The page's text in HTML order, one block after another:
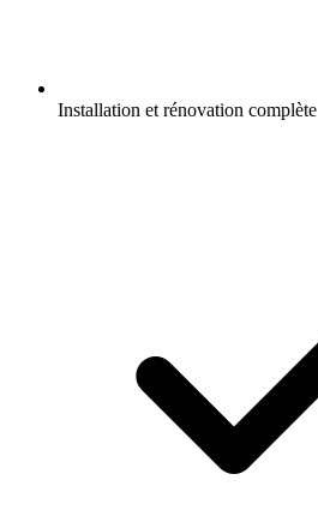
Installation et rénovation complète